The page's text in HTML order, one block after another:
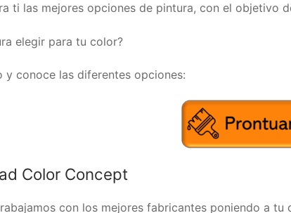
ti las mejores opciones de pintura, con el
elegir para tu color?
y conoce las diferentes opciones:
Color Concept
con los mejores fabricantes poniendo a tu